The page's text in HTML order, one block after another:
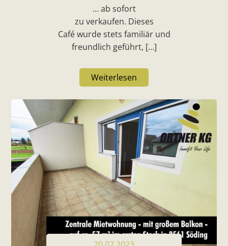
… ab sofort
zu verkaufen. Dieses
Café wurde stets familiär und
freundlich geführt, […]
Weiterlesen